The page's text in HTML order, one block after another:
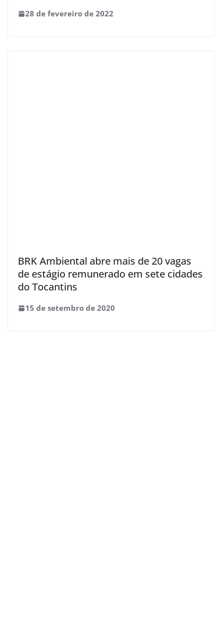
28 de fevereiro de 2022
BRK Ambiental abre mais de 20 vagas
de estágio remunerado em sete cidades
do Tocantins
15 de setembro de 2020